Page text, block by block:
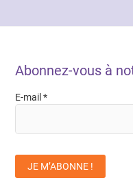
Abonnez-vous à
E-mail *